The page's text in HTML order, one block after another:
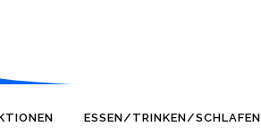
ESSEN/TRINKEN/SCHLAFEN